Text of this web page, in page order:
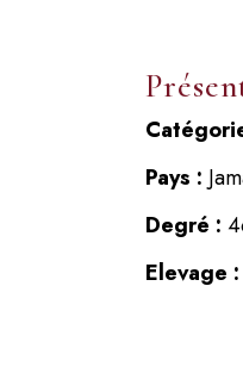
Pays :
Degré :
Elevage :